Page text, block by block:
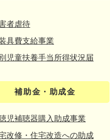
者虐待
具費支給事業
児童扶養手当所得状況届
補助金・助成金
児補聴器購入助成事業
改修・住宅改造への助成